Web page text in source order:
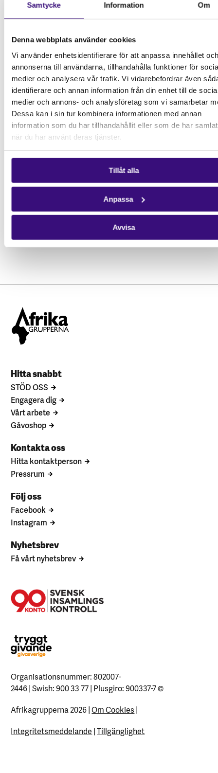
Samtycke Information Om
Denna webbplats använder cookies
Vi använder enhetsidentifierare för att anpassa innehållet och
annonserna till användarna, tillhandahålla funktioner för
medier och analysera vår trafik. Vi vidarebefordrar även
identifierare och annan information från din enhet till de
medier och annons- och analysföretag som vi samarbetar
Dessa kan i sin tur kombinera informationen med annan
information som du har tillhandahållit eller som de har
när du har använt deras tjänster.
Tillåt alla
Anpassa
Avvisa
den 22 oktober 2021
Hitta snabbt
STÖD OSS
Engagera dig
Vårt arbete
Gåvoshop
Kontakta oss
Hitta kontaktperson
Pressrum
Följ oss
Facebook
Instagram
Nyhetsbrev
Få vårt nyhetsbrev
Organisationsnummer: 802007-
2446 | Swish: 900 33 77 | Plusgiro: 900337-7©
Afrikagrupperna 2026 |Om Cookies |
Integritetsmeddelande |Tillgänglighet